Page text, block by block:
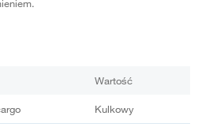
Wartość
Kulkowy